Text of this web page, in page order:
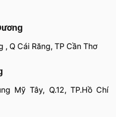
, Q Cái Răng, TP Cần Thơ
Mỹ Tây, Q.12, TP.Hồ Chí